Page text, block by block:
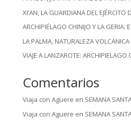
XI’AN, LA GUARDIANA DEL EJÉRCITO
ARCHIPIÉLAGO CHINIJO Y LA GERIA:
LA PALMA, NATURALEZA VOLCÁNICA
VIAJE A LANZAROTE: ARCHIPIELAGO
Comentarios
Viaja con Aguere en SEMANA
Viaja con Aguere en SEMANA